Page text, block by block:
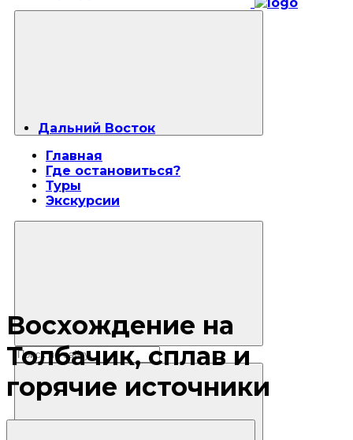
Главная
Где остановиться?
Туры
Экскурсии
Дальний Восток
Восхождение на
Толбачик, сплав и
горячие источники